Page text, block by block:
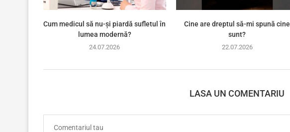
Cum medicul să nu-și piardă sufletul în
lumea modernă?
24.07.2026
Cine are dreptul să-mi spună cine
sunt?
22.07.2026
LASA UN COMENTARIU